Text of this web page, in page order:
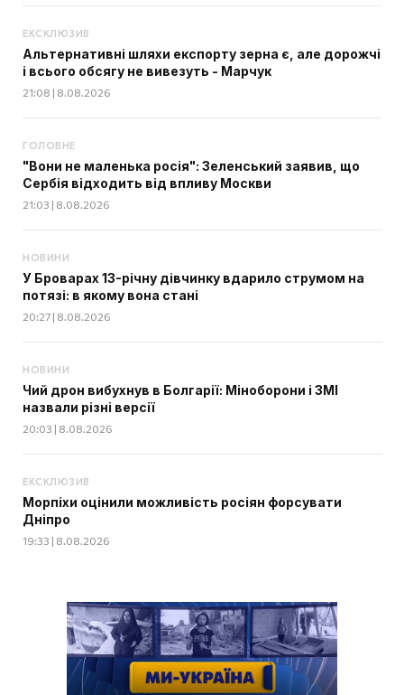
ЕКСКЛЮЗИВ
Альтернативні шляхи експорту зерна є, але дорожчі
і всього обсягу не вивезуть - Марчук
21:08 | 8.08.2026
ГОЛОВНЕ
"Вони не маленька росія": Зеленський заявив, що
Сербія відходить від впливу Москви
21:03 | 8.08.2026
НОВИНИ
У Броварах 13-річну дівчинку вдарило струмом на
потязі: в якому вона стані
20:27 | 8.08.2026
НОВИНИ
Чий дрон вибухнув в Болгарії: Міноборони і ЗМІ
назвали різні версії
20:03 | 8.08.2026
ЕКСКЛЮЗИВ
Морпіхи оцінили можливість росіян форсувати
Дніпро
19:33 | 8.08.2026